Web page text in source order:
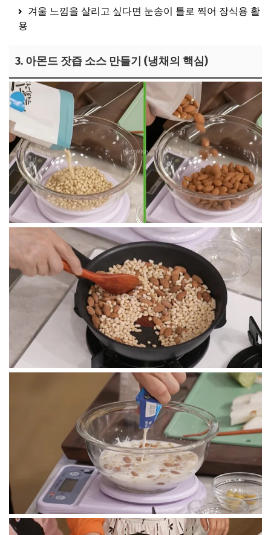
겨울 느낌을 살리고 싶다면 눈송이 틀로 찍어 장식용 활
용
3. 아몬드 잣즙 소스 만들기 (냉채의 핵심)